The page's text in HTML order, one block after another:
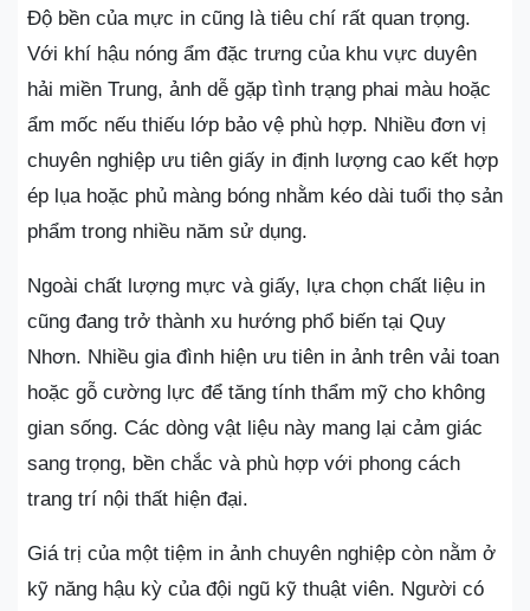
Độ bền của mực in cũng là tiêu chí rất quan trọng.
Với khí hậu nóng ẩm đặc trưng của khu vực duyên
hải miền Trung, ảnh dễ gặp tình trạng phai màu hoặc
ẩm mốc nếu thiếu lớp bảo vệ phù hợp. Nhiều đơn vị
chuyên nghiệp ưu tiên giấy in định lượng cao kết hợp
ép lụa hoặc phủ màng bóng nhằm kéo dài tuổi thọ sản
phẩm trong nhiều năm sử dụng.
Ngoài chất lượng mực và giấy, lựa chọn chất liệu in
cũng đang trở thành xu hướng phổ biến tại Quy
Nhơn. Nhiều gia đình hiện ưu tiên in ảnh trên vải toan
hoặc gỗ cường lực để tăng tính thẩm mỹ cho không
gian sống. Các dòng vật liệu này mang lại cảm giác
sang trọng, bền chắc và phù hợp với phong cách
trang trí nội thất hiện đại.
Giá trị của một tiệm in ảnh chuyên nghiệp còn nằm ở
kỹ năng hậu kỳ của đội ngũ kỹ thuật viên. Người có